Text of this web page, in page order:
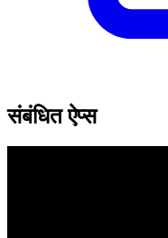
संबंधित ऐप्स